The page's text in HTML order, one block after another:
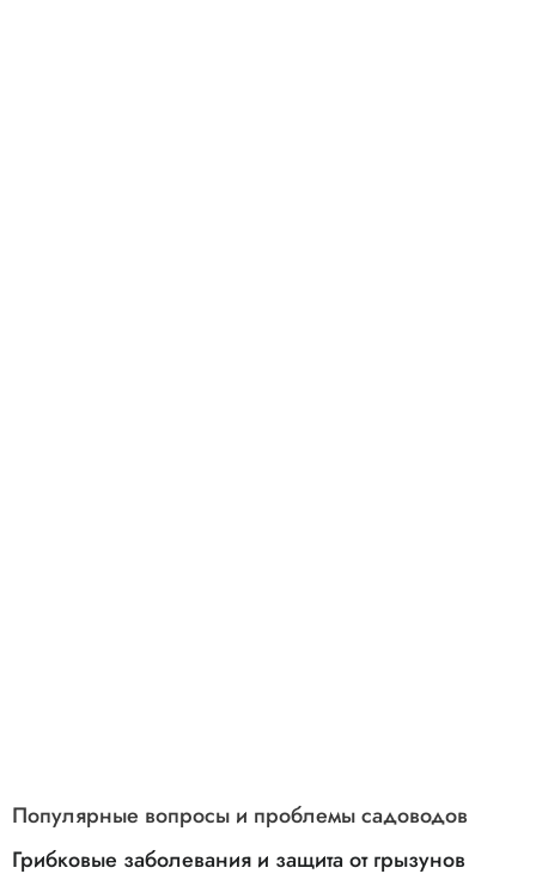
Популярные вопросы и проблемы садоводов
Грибковые заболевания и защита от грызунов